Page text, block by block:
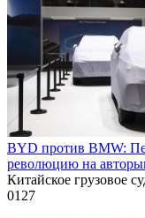
BYD против BMW:
революцию на
Китайское грузовое
0127